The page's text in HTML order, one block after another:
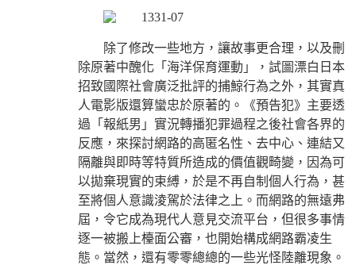
除了修改一些地方，讓故事更合理，以及刪
除原著中醜化「海洋保育運動」，試圖漂白日本
招致國際社會廣泛批評的捕鯨行為之外，其實真
人電影版還算蠻忠於原著的。《預告犯》主要透
過「報紙男」實況轉播犯罪過程之後社會各界的
反應，來探討網路的高匿名性、去中心、連結又
隔離與即時等特質所造成的價值觀畸變，因為可
以拋棄現實的束縛，於是不再自制個人行為，甚
至將個人意識淩駕於法律之上。而網路的無遠弗
屆，令它成為現代人意見交流平台，但很多事情
逐一被搬上檯面公審，也開始構成網路霸凌生
態。當然，還有零零總總的一些光怪陸離現象。